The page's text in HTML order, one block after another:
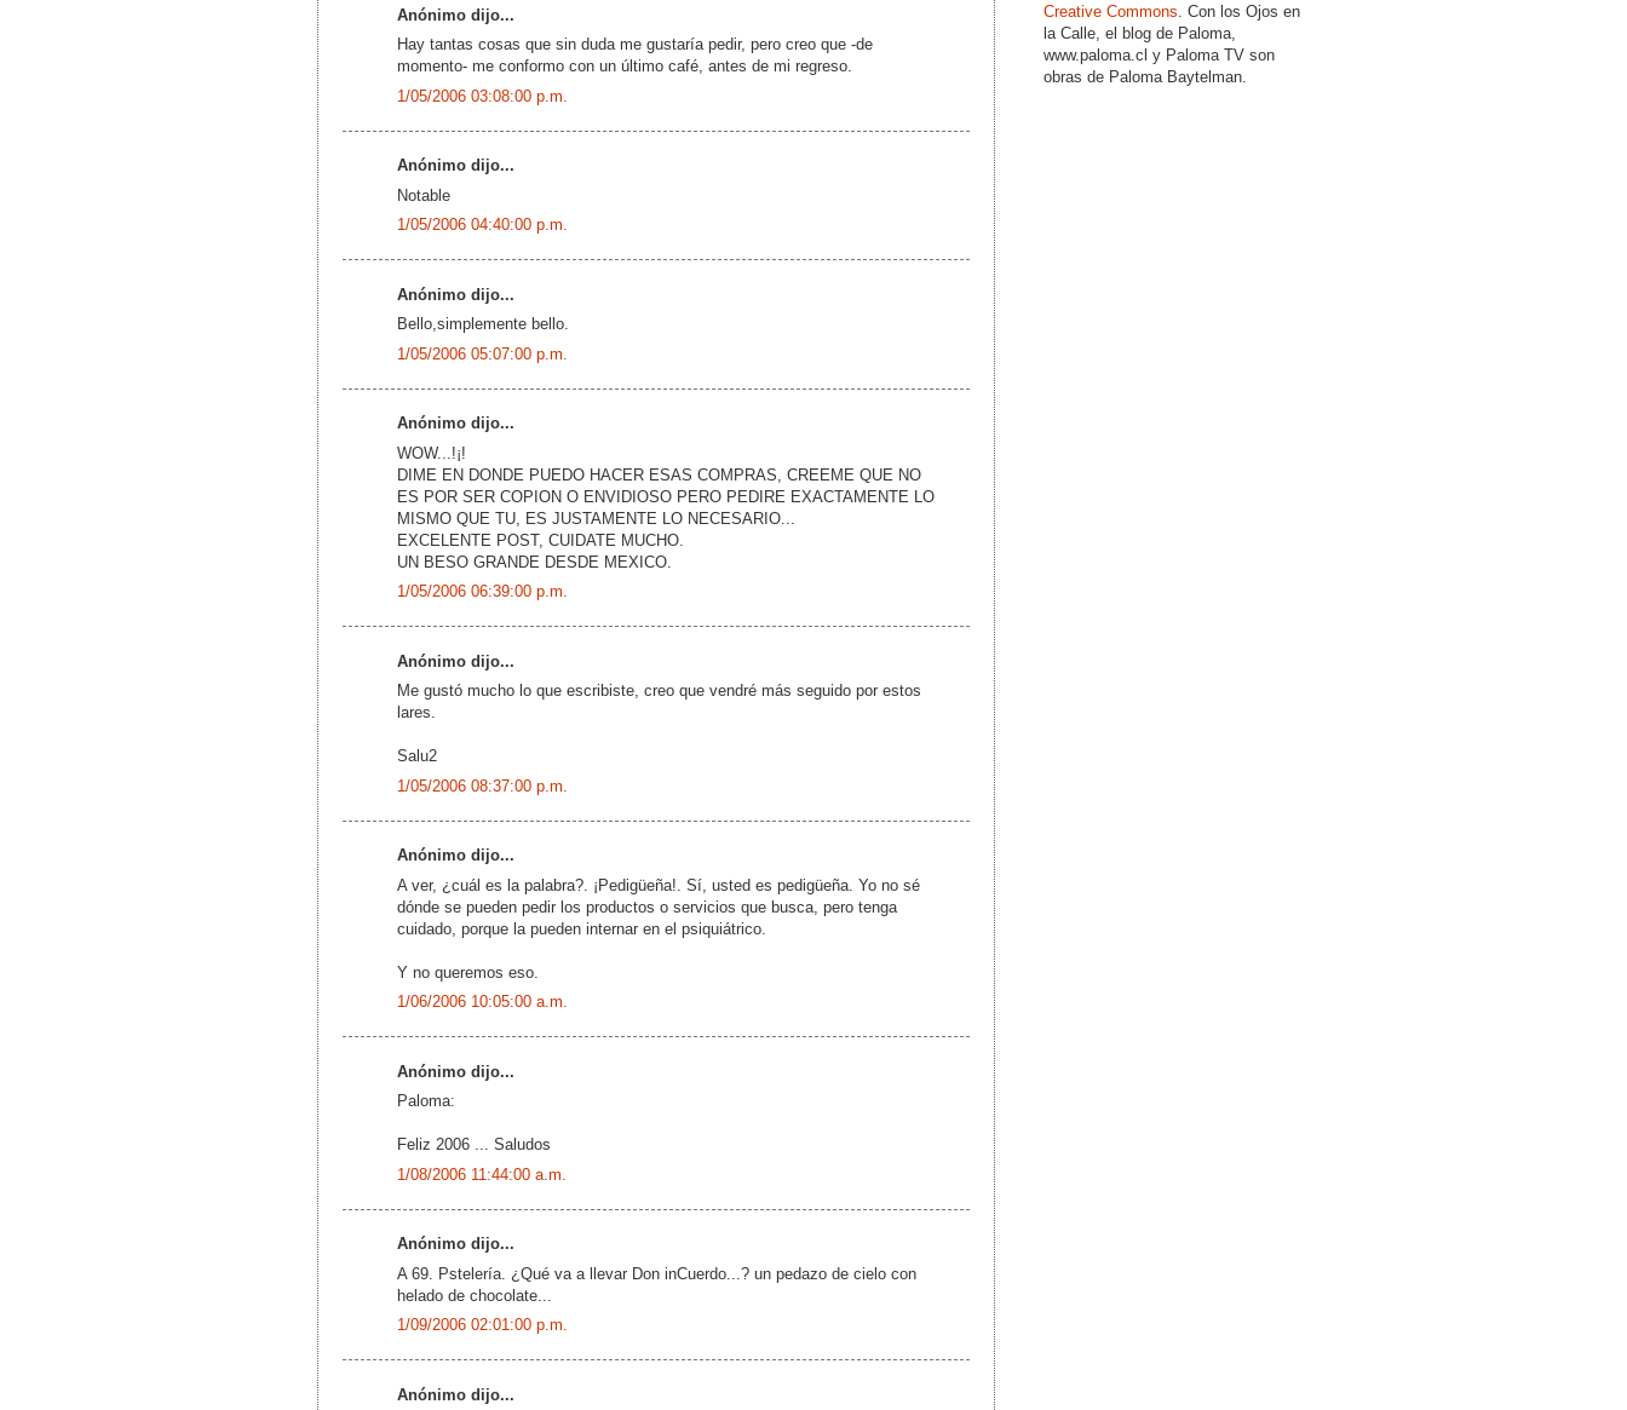
Anónimo dijo...
Hay tantas cosas que sin duda me gustaría pedir, pero creo que -de
momento- me conformo con un último café, antes de mi regreso.
1/05/2006 03:08:00 p.m.
Anónimo dijo...
Notable
1/05/2006 04:40:00 p.m.
Anónimo dijo...
Bello,simplemente bello.
1/05/2006 05:07:00 p.m.
Anónimo dijo...
WOW...!¡!
DIME EN DONDE PUEDO HACER ESAS COMPRAS, CREEME QUE NO
ES POR SER COPION O ENVIDIOSO PERO PEDIRE EXACTAMENTE LO
MISMO QUE TU, ES JUSTAMENTE LO NECESARIO...
EXCELENTE POST, CUIDATE MUCHO.
UN BESO GRANDE DESDE MEXICO.
1/05/2006 06:39:00 p.m.
Anónimo dijo...
Me gustó mucho lo que escribiste, creo que vendré más seguido por estos
lares.
Salu2
1/05/2006 08:37:00 p.m.
Anónimo dijo...
A ver, ¿cuál es la palabra?. ¡Pedigüeña!. Sí, usted es pedigüeña. Yo no sé
dónde se pueden pedir los productos o servicios que busca, pero tenga
cuidado, porque la pueden internar en el psiquiátrico.
Y no queremos eso.
1/06/2006 10:05:00 a.m.
Anónimo dijo...
Paloma:
Feliz 2006 ... Saludos
1/08/2006 11:44:00 a.m.
Anónimo dijo...
A 69. Pstelería. ¿Qué va a llevar Don inCuerdo...? un pedazo de cielo con
helado de chocolate...
1/09/2006 02:01:00 p.m.
Anónimo dijo...
Creative Commons . Con los Ojos en
la Calle, el blog de Paloma,
www.paloma.cl y Paloma TV son
obras de Paloma Baytelman.